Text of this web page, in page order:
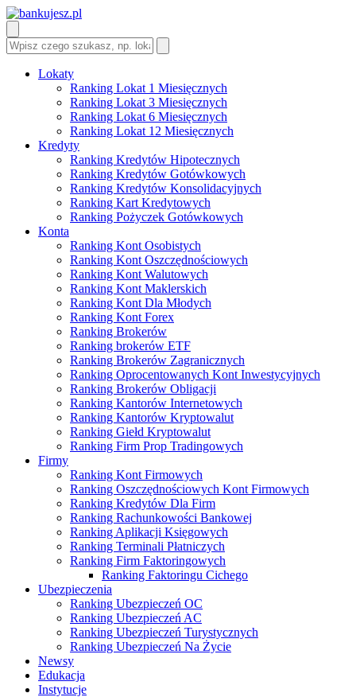
Lokaty
Ranking Lokat 1 Miesięcznych
Ranking Lokat 3 Miesięcznych
Ranking Lokat 6 Miesięcznych
Ranking Lokat 12 Miesięcznych
Kredyty
Ranking Kredytów Hipotecznych
Ranking Kredytów Gotówkowych
Ranking Kredytów Konsolidacyjnych
Ranking Kart Kredytowych
Ranking Pożyczek Gotówkowych
Konta
Ranking Kont Osobistych
Ranking Kont Oszczędnościowych
Ranking Kont Walutowych
Ranking Kont Maklerskich
Ranking Kont Dla Młodych
Ranking Kont Forex
Ranking Brokerów
Ranking brokerów ETF
Ranking Brokerów Zagranicznych
Ranking Oprocentowanych Kont Inwestycyjnych
Ranking Brokerów Obligacji
Ranking Kantorów Internetowych
Ranking Kantorów Kryptowalut
Ranking Giełd Kryptowalut
Ranking Firm Prop Tradingowych
Firmy
Ranking Kont Firmowych
Ranking Oszczędnościowych Kont Firmowych
Ranking Kredytów Dla Firm
Ranking Rachunkowości Bankowej
Ranking Aplikacji Księgowych
Ranking Terminali Płatniczych
Ranking Firm Faktoringowych
Ranking Faktoringu Cichego
Ubezpieczenia
Ranking Ubezpieczeń OC
Ranking Ubezpieczeń AC
Ranking Ubezpieczeń Turystycznych
Ranking Ubezpieczeń Na Życie
Newsy
Edukacja
Instytucje